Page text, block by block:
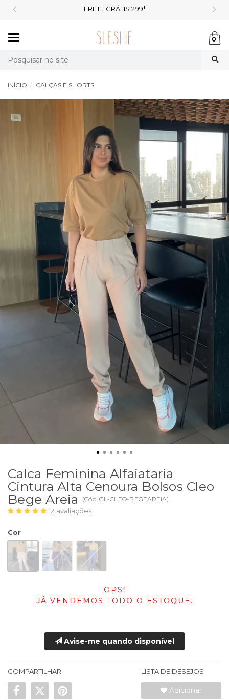
FRETE GRÁTIS 299*
0
INÍCIO CALÇAS E SHORTS
Calca Feminina Alfaiataria
Cintura Alta Cenoura Bolsos Cleo
Bege Areia
(Cód.CL-CLEO-BEGEAREIA)
2 avaliações
Cor
OPS!
JÁ VENDEMOS TODO O ESTOQUE.
Avise-me quando disponível
COMPARTILHAR LISTA DE DESEJOS
Adicionar